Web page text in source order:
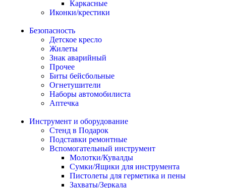
Каркасные
Иконки/крестики
Безопасность
Детское кресло
Жилеты
Знак аварийный
Прочее
Биты бейсбольные
Огнетушители
Наборы автомобилиста
Аптечка
Инструмент и оборудование
Стенд в Подарок
Подставки ремонтные
Вспомогательный инструмент
Молотки/Кувалды
Сумки/Ящики для инструмента
Пистолеты для герметика и пены
Захваты/Зеркала